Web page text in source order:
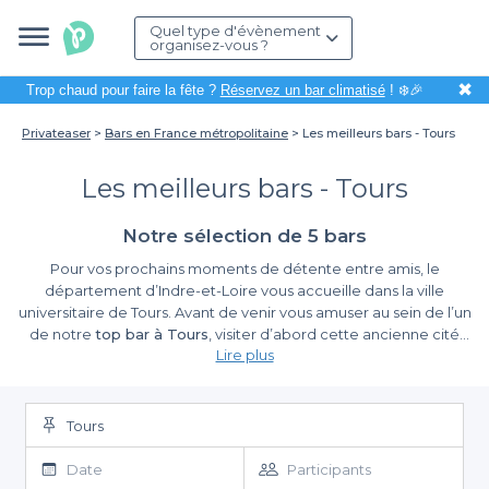
Quel type d'évènement
organisez-vous ?
Trop chaud pour faire la fête ? Réservez un bar climatisé! ❄️🎉 ✖
Privateaser Bars en France métropolitaine Les meilleurs bars - Tours
Les meilleurs bars - Tours
Notre sélection de 5 bars
Pour vos prochains moments de détente entre amis, le
département d’Indre-et-Loire vous accueille dans la ville
universitaire de Tours. Avant de venir vous amuser au sein de l’un
de notre top bar à Tours , visiter d’abord cette ancienne cité
gallo-romaine. Découvrez le célèbre château de Chambord
l’église la plus somptueuse de la vallée de la Loire qu’est la
cathédrale Saint-Gatien. La ville de Tours vous réserve de
nombreux autres lieux emblématiques qui vous surprendront
sûrement, à savoir : le Musée des Beaux-Arts, le château de
Lire plus
Tours
Date Participants